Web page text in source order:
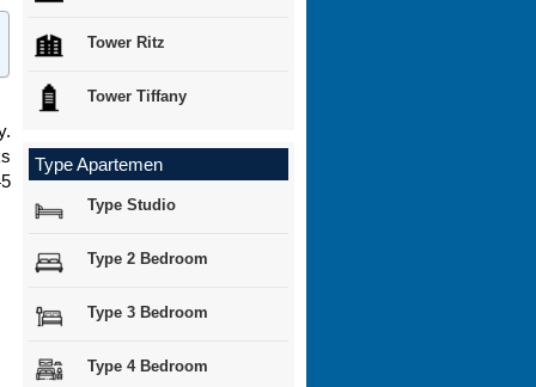
Tower Ritz
Tower Tiffany
Type Apartemen
Type Studio
Type 2 Bedroom
Type 3 Bedroom
Type 4 Bedroom